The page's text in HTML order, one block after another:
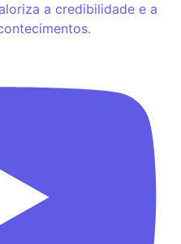
a credibilidade e a